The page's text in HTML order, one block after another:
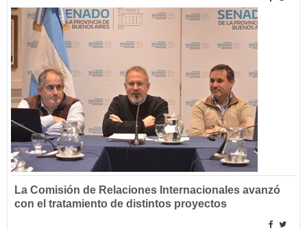
La Comisión de Relaciones Internacionales avanzó
con el tratamiento de distintos proyectos